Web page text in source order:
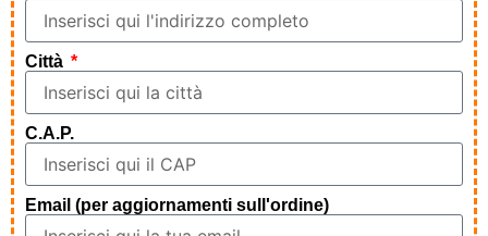
Città
C.A.P.
Email (per aggiornamenti sull'ordine)